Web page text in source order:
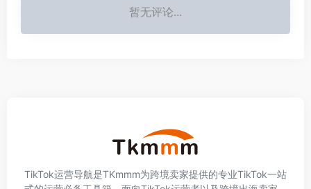
暂无评论...
TikTok运营导航是TKmmm为跨境卖家提供的专业TikTok一站